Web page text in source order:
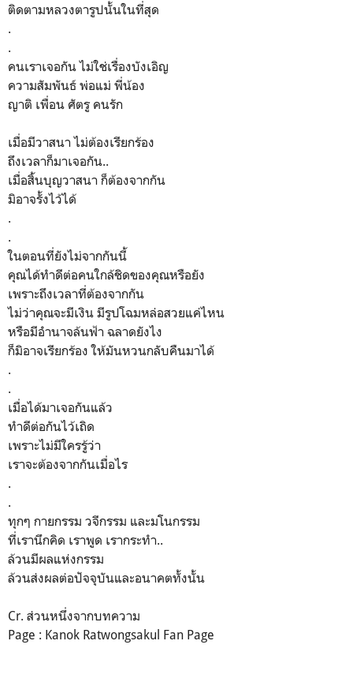
ติดตามหลวงตารูปนั้นในที่สุด
.
.
คนเราเจอกัน ไม่ใช่เรื่องบังเอิญ
ความสัมพันธ์ พ่อแม่ พี่น้อง
ญาติ เพื่อน ศัตรู คนรัก
เมื่อมีวาสนา ไม่ต้องเรียกร้อง
ถึงเวลาก็มาเจอกัน..
เมื่อสิ้นบุญวาสนา ก็ต้องจากกัน
มิอาจรั้งไว้ได้
.
.
ในตอนที่ยังไม่จากกันนี้
คุณได้ทำดีต่อคนใกล้ชิดของคุณหรือยัง
เพราะถึงเวลาที่ต้องจากกัน
ไม่ว่าคุณจะมีเงิน มีรูปโฉมหล่อสวยแค่ไหน
หรือมีอำนาจล้นฟ้า ฉลาดยังไง
ก็มิอาจเรียกร้อง ให้มันหวนกลับคืนมาได้
.
.
เมื่อได้มาเจอกันแล้ว
ทำดีต่อกันไว้เถิด
เพราะไม่มีใครรู้ว่า
เราจะต้องจากกันเมื่อไร
.
.
ทุกๆ กายกรรม วจีกรรม และมโนกรรม
ที่เรานึกคิด เราพูด เรากระทำ..
ล้วนมีผลแห่งกรรม
ล้วนส่งผลต่อปัจจุบันและอนาคตทั้งนั้น
Cr. ส่วนหนึ่งจากบทความ
Page : Kanok Ratwongsakul Fan Page